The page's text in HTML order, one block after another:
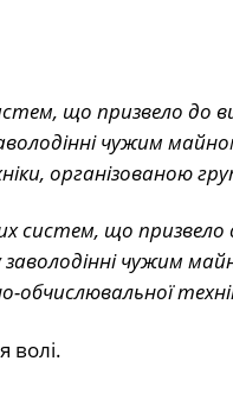
що призвело до
чужим
організованою
систем, що призвело
чужим
волі.